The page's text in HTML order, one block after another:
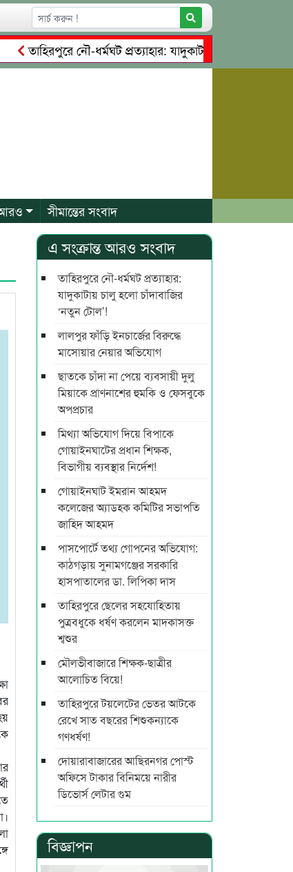
নৌ-ধর্মঘট প্রত্যাহার: যাদুকাটায় চালু হলো চাঁদাবাজির
সম্পত্তি দখলের চেষ্টা: গ্রেফতারের পর জামিনে মূক্ত রাসেল,
সীমান্তের সংবাদ
এ সংক্রান্ত আরও সংবাদ
তাহিরপুরে নৌ-ধর্মঘট প্রত্যাহার:
যাদুকাটায় চালু হলো চাঁদাবাজির
‘নতুন টোল’!
লালপুর ফাঁড়ি ইনচার্জের বিরুদ্ধে
মাসোয়ার নেয়ার অভিযোগ
ছাতকে চাঁদা না পেয়ে ব্যবসায়ী দুলু
মিয়াকে প্রাণনাশের হুমকি ও ফেসবুকে
অপপ্রচার
মিথ্যা অভিযোগ দিয়ে বিপাকে
গোয়াইনঘাটের প্রধান শিক্ষক,
বিভাগীয় ব্যবস্থার নির্দেশ!
গোয়াইনঘাট ইমরান আহমদ
কলেজের অ্যাডহক কমিটির সভাপতি
জাহিদ আহমদ
পাসপোর্টে তথ্য গোপনের অভিযোগ:
কাঠগড়ায় সুনামগঞ্জের সরকারি
হাসপাতালের ডা. লিপিকা দাস
তাহিরপুরে ছেলের সহযোহিতায়
পুত্রবধুকে ধর্ষণ করলেন মাদকাসক্ত
শ্বশুর
মৌলভীবাজারে শিক্ষক-ছাত্রীর
আলোচিত বিয়ে!
তাহিরপুরে টয়লেটের ভেতর আটকে
রেখে সাত বছরের শিশুকন্যাকে
গণধর্ষণ!
দোয়ারাবাজারের আছিরনগর পোস্ট
অফিসে টাকার বিনিময়ে নারীর
ডিভোর্স লেটার গুম
বিজ্ঞাপন